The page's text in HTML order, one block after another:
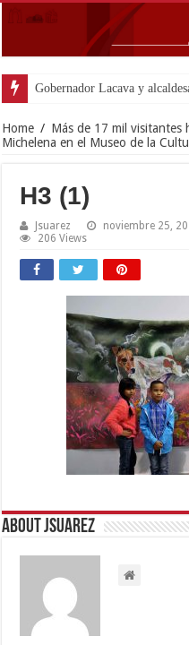
Home / Más de 17 mil
Michelena en el Museo de la
H3 (1)
Jsuarez noviembre 25,
206 Views
About Jsuarez